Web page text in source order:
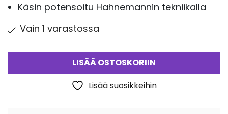
Käsin potensoitu Hahnemannin tekniikalla
Vain 1 varastossa
LISÄÄ OSTOSKORIIN
Lisää suosikkeihin